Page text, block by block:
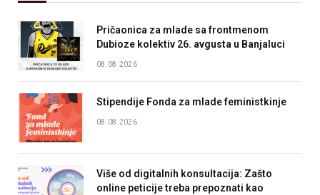
Pričaonica za mlade sa frontmenom
Dubioze kolektiv 26. avgusta u Banjaluci
08.08.2026
Stipendije Fonda za mlade feministkinje
08.08.2026
Više od digitalnih konsultacija: Zašto
online peticije treba prepoznati kao